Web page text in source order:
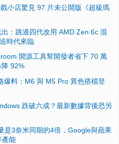
小店驚見 97 片未公開版《超級瑪
：跳過四代改用 AMD Zen 6c 混
時代來臨
開源工具幫開發者省下 70 萬
降 92%
爆料：M6 與 M5 Pro 異色搭檔登
跌破六成？最新數據背後恐另
是3奈米同期的4倍，Google與蘋果
產能